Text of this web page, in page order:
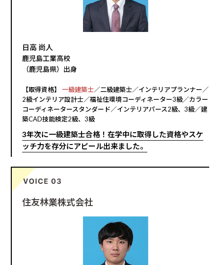
日高 尚人
鹿児島工業高校
（鹿児島県）出身
【取得資格】 一級建築士／二級建築士／インテリアプランナー／
2級インテリア設計士／福祉住環境コーディネーター3級／カラー
コーディネータースタンダード／インテリアパース2級、3級／建
築CAD技能検定2級、3級
3年次に一級建築士合格！在学中に取得した資格やスケ
ッチ力を存分にアピール出来ました。
住友林業株式会社